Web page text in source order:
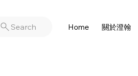
Search Home 關於澄翰